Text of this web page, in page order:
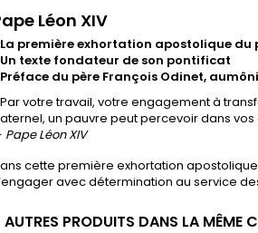
Léon XIV
La première exhortation apostolique du
Un texte fondateur de son pontificat
Préface du père François Odinet,
Par votre travail, votre engagement à
un pauvre peut percevoir dans
Pape Léon XIV
cette première exhortation
avec détermination au service
AUTRES PRODUITS DANS LA MÊME